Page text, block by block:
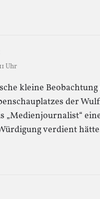
Uhr
kleine Beobachtung
der
„Medienjournalist“
verdient